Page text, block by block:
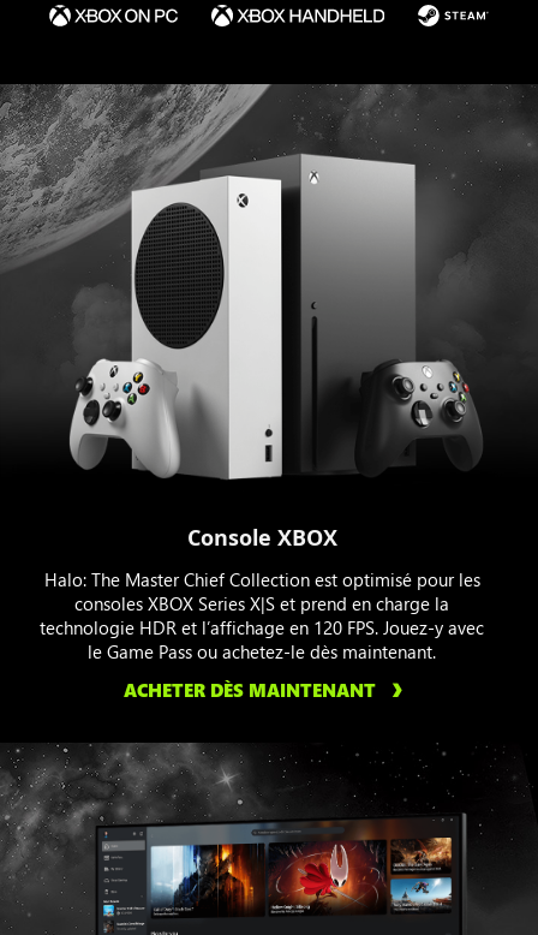
Console XBOX
Halo: The Master Chief Collection est optimisé pour les
consoles XBOX Series X|S et prend en charge la
technologie HDR et l’affichage en 120 FPS. Jouez-y avec
le Game Pass ou achetez-le dès maintenant.
ACHETER DÈS MAINTENANT